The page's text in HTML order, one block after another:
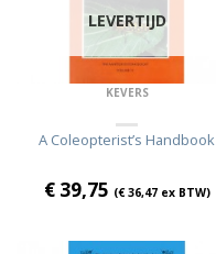
LEVERTIJD
KEVERS
A Coleopterist’s Handbook
€39,75 (€36,47ex BTW)